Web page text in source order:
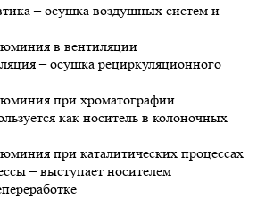
– осушка воздушных систем и
– осушка рециркуляционного
как носитель в колоночных
– выступает носителем